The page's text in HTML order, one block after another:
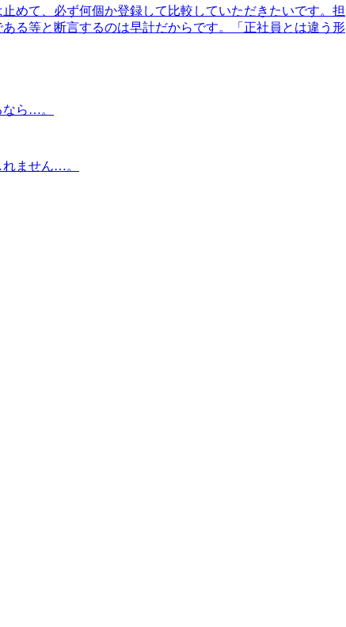
めて、必ず何個か登録して比較していただきたいです。担
る等と断言するのは早計だからです。「正社員とは違う形
なら…。
ません…。